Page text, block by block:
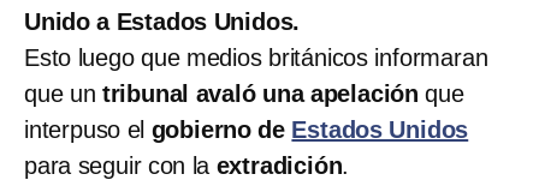
Unido a Estados Unidos.
Esto luego que medios británicos informaran
que un tribunal avaló una apelación que
interpuso el gobierno de Estados Unidos
para seguir con la extradición.